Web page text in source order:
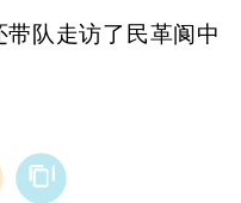
队走访了民革阆中